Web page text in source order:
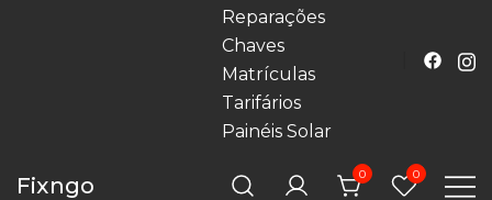
Reparações
Chaves
Matrículas
Tarifários
Painéis Solar
Fixngo 0 0